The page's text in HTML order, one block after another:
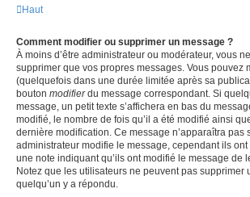
Haut
Comment modifier ou supprimer un message ?
À moins d’être administrateur ou modérateur, vous
supprimer que vos propres messages. Vous pouvez
(quelquefois dans une durée limitée après sa
bouton modifierdu message correspondant. Si
message, un petit texte s’affichera en bas du
modifié, le nombre de fois qu’il a été modifié ainsi
dernière modification. Ce message n’apparaîtra pas
administrateur modifie le message, cependant ils
une note indiquant qu’ils ont modifié le message de
Notez que les utilisateurs ne peuvent pas supprimer
quelqu’un y a répondu.